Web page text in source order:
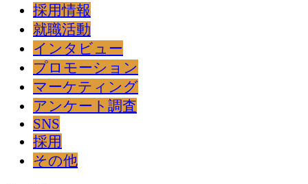
採用情報
就職活動
インタビュー
プロモーション
マーケティング
アンケート調査
SNS
採用
その他